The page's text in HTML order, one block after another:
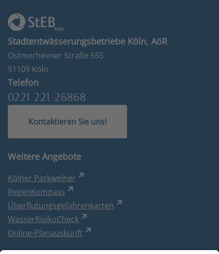
Stadtentwässerungsbetriebe Köln, AöR
Ostmerheimer Straße 555
51109 Köln
Telefon
0221 221-26868
Kontaktieren Sie uns!
Weitere Angebote
Kölner Parkweiher
RegenKompass
Überflutungsgefahrenkarten
WasserRisikoCheck
Online-Planauskunft